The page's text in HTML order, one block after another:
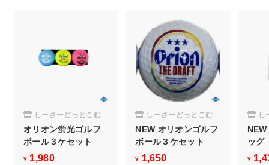
しーさーどっとこむ
オリオン蛍光ゴルフ
ボール３ケセット
¥ 1,980
しーさーどっとこむ
NEW オリオンゴルフ
ボール３ケセット
¥ 1,650
し
ッグ
¥